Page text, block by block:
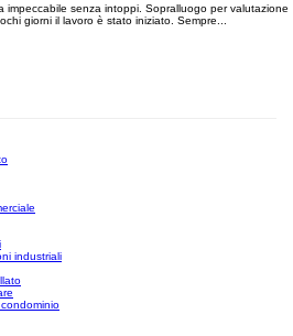
impeccabile senza intoppi. Sopralluogo per valutazione
giorni il lavoro è stato iniziato. Sempre...
industriali